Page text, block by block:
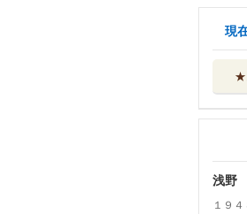
現
★
浅野
１９